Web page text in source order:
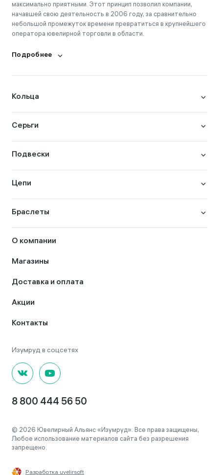
максимально приятными. Этот принцип позволил компании,
начавшей свою деятельность в 2006 году, за сравнительно
небольшой промежуток времени превратиться в крупнейшего
оператора ювелирной торговли в области.
Подробнее
Кольца
Серьги
Подвески
Цепи
Браслеты
О компании
Магазины
Доставка и оплата
Акции
Контакты
8 800 444 56 50
© 2026 Ювелирный Альянс «Изумруд». Все права защищены,
Любое использование материалов сайта без разрешения
запрещено.
Разработка uvelirsoft